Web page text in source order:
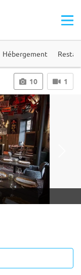
Hébergement
10 1